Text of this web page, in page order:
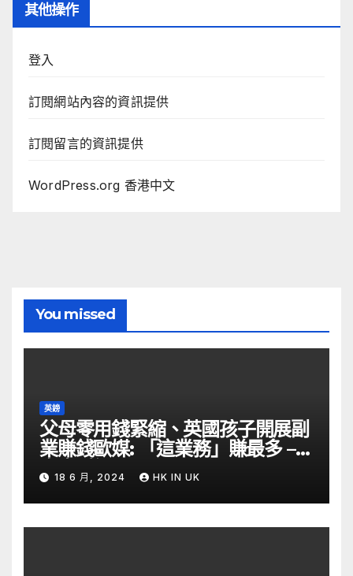
其他操作
登入
訂閱網站內容的資訊提供
訂閱留言的資訊提供
WordPress.org 香港中文
You missed
英鎊
父母零用錢緊縮、英國孩子開展副
業賺錢歐媒: 「這業務」賺最多 –
自由財經
18 6 月, 2024 HK IN UK